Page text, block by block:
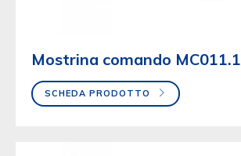
Mostrina comando MC011.1
SCHEDA PRODOTTO